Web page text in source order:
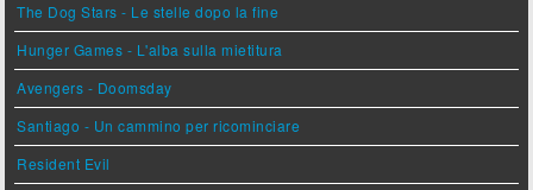
The Dog Stars - Le stelle dopo la fine
Hunger Games - L'alba sulla mietitura
Avengers - Doomsday
Santiago - Un cammino per ricominciare
Resident Evil